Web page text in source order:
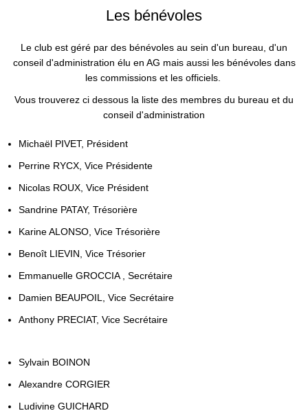
Les bénévoles
Le club est géré par des bénévoles au sein d'un bureau, d'un
conseil d'administration élu en AG mais aussi les bénévoles dans
les commissions et les officiels.
Vous trouverez ci dessous la liste des membres du bureau et du
conseil d'administration
Michaël PIVET, Président
Perrine RYCX, Vice Présidente
Nicolas ROUX, Vice Président
Sandrine PATAY, Trésorière
Karine ALONSO, Vice Trésorière
Benoît LIEVIN, Vice Trésorier
Emmanuelle GROCCIA , Secrétaire
Damien BEAUPOIL, Vice Secrétaire
Anthony PRECIAT, Vice Secrétaire
Sylvain BOINON
Alexandre CORGIER
Ludivine GUICHARD